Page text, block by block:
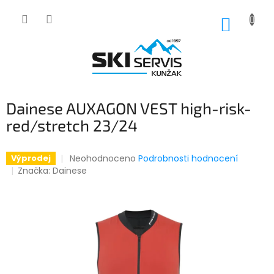
Dainese AUXAGON VEST high-risk-
red/stretch 23/24
Výprodej
Průměrné
hodnocení
hvězdiček.
Neohodnoceno Podrobnosti hodnocení
Značka:Dainese